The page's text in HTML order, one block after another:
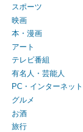
スポーツ
映画
本・漫画
アート
テレビ番組
有名人・芸能人
PC・インターネット
グルメ
お酒
旅行